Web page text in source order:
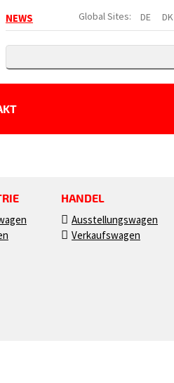
DE DK
Global Sites:
NEWS
HANDEL
Ausstellungswagen
Verkaufswagen